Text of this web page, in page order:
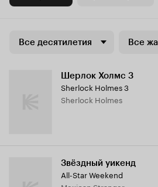
Все десятилетия Все
Шерлок Холмс 3
Sherlock Holmes 3
Sherlock Holmes
Звёздный уикенд
All-Star Weekend